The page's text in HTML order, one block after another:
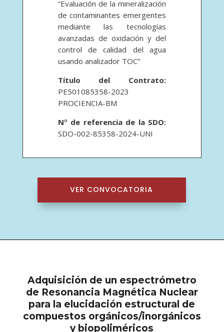
“Evaluación de la mineralización
de contaminantes emergentes
mediante las tecnologías
avanzadas de oxidación y del
control de calidad del agua
usando analizador TOC”
Título del Contrato:
PE501085358-2023
PROCIENCIA-BM
N° de referencia de la SDO:
SDO-002-85358-2024-UNI
VER CONVOCATORIA
Adquisición de un espectrómetro
de Resonancia Magnética Nuclear
para la elucidación estructural de
compuestos orgánicos/inorgánicos
y biopoliméricos